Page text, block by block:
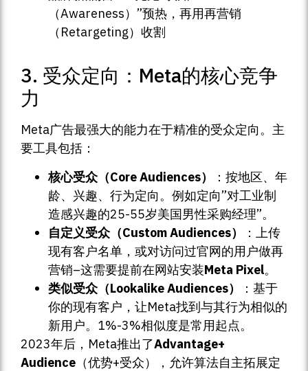
（Awareness）”预热，再用再营销
（Retargeting）收割
3. 受众定向：Meta的核心竞争
力
Meta广告最强大的能力在于精准的受众定向。主
要工具包括：
核心受众（Core Audiences）
：按地区、年
龄、兴趣、行为定向。例如定向”对工业制
造感兴趣的25-55岁美国男性采购经理”。
自定义受众（Custom Audiences）
：上传
现有客户名单，或对访问过官网的用户做再
营销–这需要提前在网站安装Meta Pixel。
类似受众（Lookalike Audiences）
：基于
你的现有客户，让Meta找到与其行为相似的
新用户。1%-3%相似度是常用起点。
2023年后，Meta推出了Advantage+
Audience （优势+受众），允许算法自主拓展定